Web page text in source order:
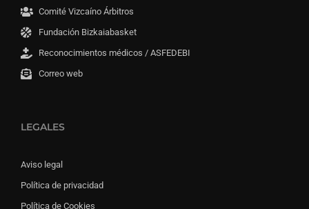
Comité Vizcaíno Árbitros
Fundación Bizkaiabasket
Reconocimientos médicos / ASFEDEBI
Correo web
LEGALES
Aviso legal
Política de privacidad
Política de Cookies